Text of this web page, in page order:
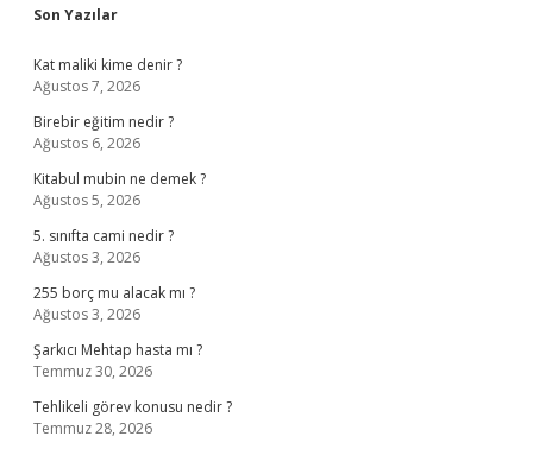
Sidebar
Son Yazılar
Kat maliki kime denir ?
Ağustos 7, 2026
Birebir eğitim nedir ?
Ağustos 6, 2026
Kitabul mubin ne demek ?
Ağustos 5, 2026
5. sınıfta cami nedir ?
Ağustos 3, 2026
255 borç mu alacak mı ?
Ağustos 3, 2026
Şarkıcı Mehtap hasta mı ?
Temmuz 30, 2026
Tehlikeli görev konusu nedir ?
Temmuz 28, 2026